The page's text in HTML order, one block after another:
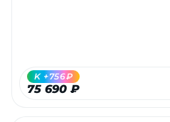
75 690 ₽
K +756₽